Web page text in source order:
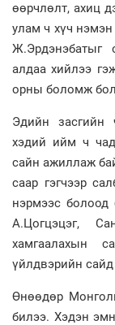
өөрчлөлт, ахиц
улам ч хүч
Ж.Эрдэнэбатыг
алдаа хийлээ
орны боломж
Эдийн засгийн
хэдий ийм ч
сайн ажиллаж
саар гэгчээр
нэрмээс болоод
А.Цогцэцэг,
хамгаалахын
үйлдвэрийн
Өнөөдөр
билээ. Хэдэн